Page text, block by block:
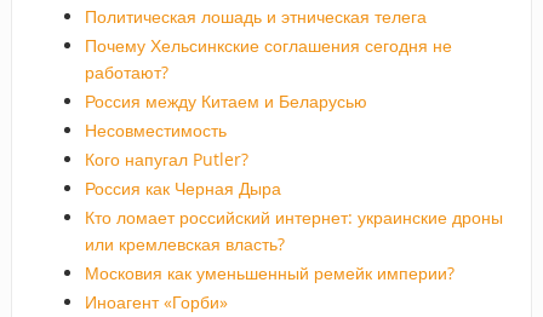
Политическая лошадь и этническая телега
Почему Хельсинкские соглашения сегодня не
работают?
Россия между Китаем и Беларусью
Несовместимость
Кого напугал Putler?
Россия как Черная Дыра
Кто ломает российский интернет: украинские дроны
или кремлевская власть?
Московия как уменьшенный ремейк империи?
Иноагент «Горби»